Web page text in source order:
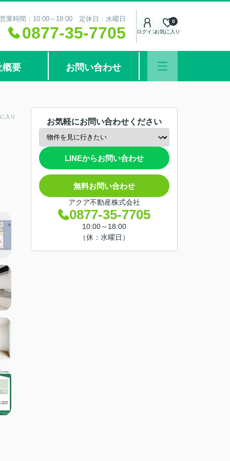
営業時間：10:00～18:00 定休日：水曜日
0877-35-7705 ログインお気に入り
0
概要 お問い合わせ
入り
お気軽にお問い合わせください
LINEからお問い合わせ
無料お問い合わせ
アクア不動産株式会社
0877-35-7705
10:00～18:00
（休：水曜日）